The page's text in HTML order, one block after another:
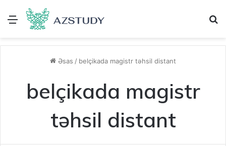
Menu
Əsas / belçikada magistr təhsil distant
belçikada magistr
təhsil distant